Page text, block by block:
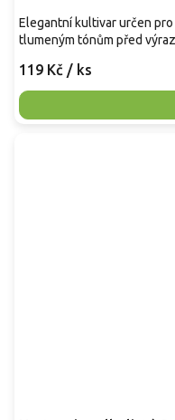
119 Kč / ks
Elegantní kultivar určen
tlumeným tónům před